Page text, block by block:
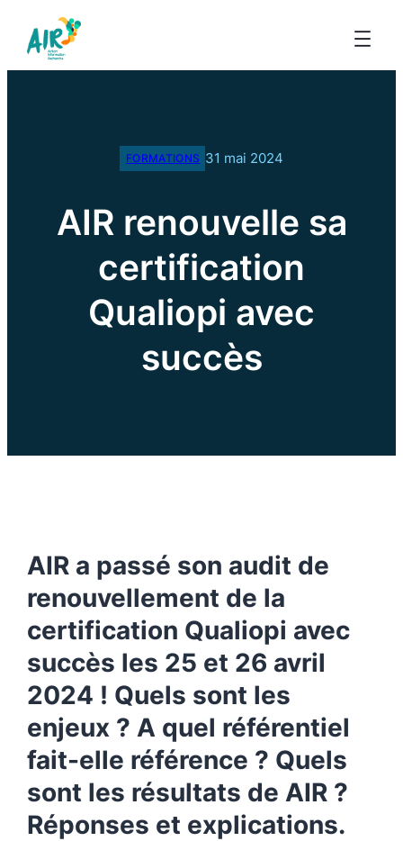
FORMATIONS 31 mai 2024
AIR renouvelle sa
certification
Qualiopi avec
succès
AIR a passé son audit de
renouvellement de la
certification Qualiopi avec
succès les 25 et 26 avril
2024 ! Quels sont les
enjeux ? A quel référentiel
fait-elle référence ? Quels
sont les résultats de AIR ?
Réponses et explications.